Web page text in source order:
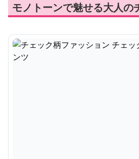
モノトーンで魅せる大人の